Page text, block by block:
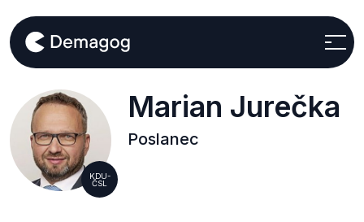
KDU-
ČSL
Marian Jurečka
Poslanec